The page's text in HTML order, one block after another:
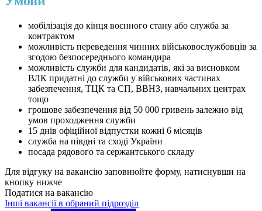
мобілізація до кінця воєнного стану або служба за
контрактом
можливість переведення чинних військовослужбовців за
згодою безпосереднього командира
можливість служби для кандидатів, які за висновком
ВЛК придатні до служби у військових частинах
забезпечення, ТЦК та СП, ВВНЗ, навчальних центрах
тощо
грошове забезпечення від 50 000 гривень залежно від
умов проходження служби
15 днів офіційної відпустки кожні 6 місяців
служба на півдні та сході України
посада рядового та сержантського складу
Для відгуку на вакансію заповнюйте форму, натиснувши на
кнопку нижче
Податися на вакансію
Інші вакансії в обраний підрозділ